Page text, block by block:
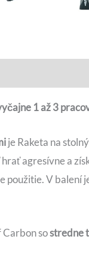
1 až 3
je Raketa na
agresívne a
použitie. V balení
Carbon sostredne